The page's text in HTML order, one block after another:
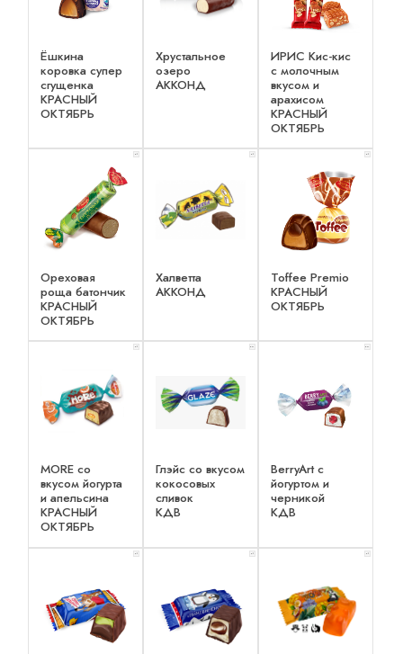
Ёшкина
коровка супер
сгущенка
КРАСНЫЙ
ОКТЯБРЬ
Хрустальное
озеро
АККОНД
ИРИС Кис-кис
с молочным
вкусом и
арахисом
КРАСНЫЙ
ОКТЯБРЬ
x 1
Ореховая
роща батончик
КРАСНЫЙ
ОКТЯБРЬ
x 1
Халветта
АККОНД
x 1
Toffee Premio
КРАСНЫЙ
ОКТЯБРЬ
x 1
MORE со
вкусом йогурта
и апельсина
КРАСНЫЙ
ОКТЯБРЬ
x 2
Глэйс со вкусом
кокосовых
сливок
КДВ
x 2
BerryArt c
йогуртом и
черникой
КДВ
x 1 x 1 x 1